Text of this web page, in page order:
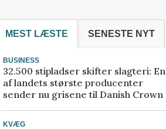
MEST LÆSTE SENESTE NYT
BUSINESS
32.500 stipladser skifter slagteri: En
af landets største producenter
sender nu grisene til Danish Crown
KVÆG